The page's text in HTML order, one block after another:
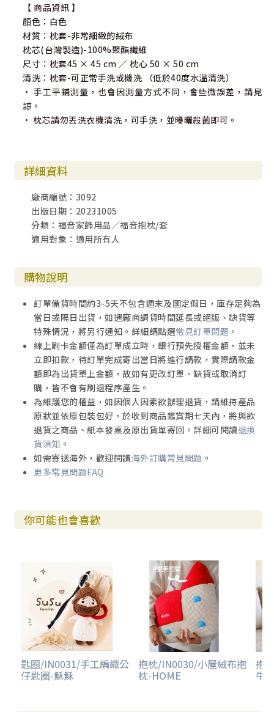
【 商品資訊 】
顏色：白色
材質：枕套-非常細緻的絨布
枕芯(台灣製造)-100%聚酯纖維
尺寸：枕套45 × 45 cm ／ 枕心 50 × 50 cm
清洗：枕套-可正常手洗或機洗 （低於40度水溫清洗）
• 手工平鋪測量，也會因測量方式不同，會些微誤差，請見
諒。
• 枕芯請勿丟洗衣機清洗，可手洗，並曝曬殺菌即可。
詳細資料
廠商編號：3092
出版日期：20231005
分類：福音家飾用品／福音抱枕/套
適用對象：適用所有人
購物說明
訂單備貨時間約3-5天不包含週末及國定假日，庫存足夠為
當日或隔日出貨，如遇廠商調貨時間延長或絕版、缺貨等
特殊情況，將另行通知。詳細請點選常見訂單問題 。
線上刷卡金額僅為訂單成立時，銀行預先授權金額，並未
立即扣款，待訂單完成寄出當日將進行請款，實際請款金
額即為出貨單上金額，故如有更改訂單、缺貨或取消訂
購，皆不會有刷退程序產生。
為維護您的權益，如因個人因素欲辦理退貨，請維持產品
原狀並依原包裝包好，於收到商品鑑賞期七天內，將與欲
退貨之商品、紙本發票及原出貨單寄回。詳細可閱讀退換
貨須知 。
如需寄送海外，歡迎閱讀海外訂購常見問題 。
更多常見問題FAQ
你可能也會喜歡
匙圈/IN0031/手工編織公
仔匙圈-穌穌
抱枕/IN0030/小屋絨布抱
枕-HOME
抱
牛(